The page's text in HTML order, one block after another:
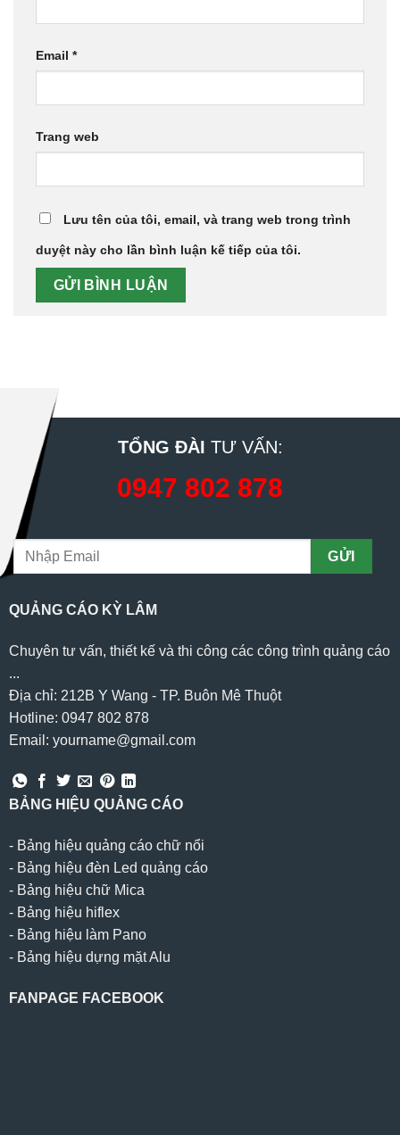
Email *
Trang web
Lưu tên của tôi, email, và trang web trong trình
duyệt này cho lần bình luận kế tiếp của tôi.
TỔNG ĐÀI TƯ VẤN:
0947 802 878
QUẢNG CÁO KỲ LÂM
Chuyên tư vấn, thiết kế và thi công các công trình quảng cáo
...
Địa chỉ: 212B Y Wang - TP. Buôn Mê Thuột
Hotline: 0947 802 878
Email: yourname@gmail.com
BẢNG HIỆU QUẢNG CÁO
- Bảng hiệu quảng cáo chữ nổi
- Bảng hiệu đèn Led quảng cáo
- Bảng hiệu chữ Mica
- Bảng hiệu hiflex
- Bảng hiệu làm Pano
- Bảng hiệu dựng mặt Alu
FANPAGE FACEBOOK